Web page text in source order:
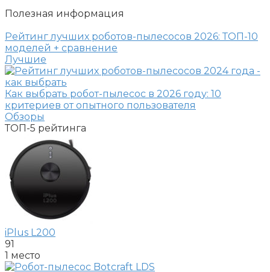
Полезная информация
Рейтинг лучших роботов-пылесосов 2026: ТОП-10
моделей + сравнение
Лучшие
Как выбрать робот-пылесос в 2026 году: 10
критериев от опытного пользователя
Обзоры
ТОП-5 рейтинга
iPlus L200
91
1 место